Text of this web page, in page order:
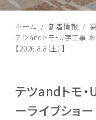
ホーム 新着情報
テツandトモ・U字工事
【2026.8.8（土）】
テツandトモ
ーライブショー